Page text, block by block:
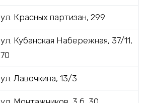
ул. Красных партизан, 299
ул. Кубанская Набережная, 37/11,
70
ул. Лавочкина, 13/3